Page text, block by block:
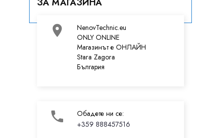

NenovTechnic.eu
ONLY ONLINE
Mагазинът е ОНЛАЙН
Stara Zagora
България

Обадете ни се:
+359 888457516